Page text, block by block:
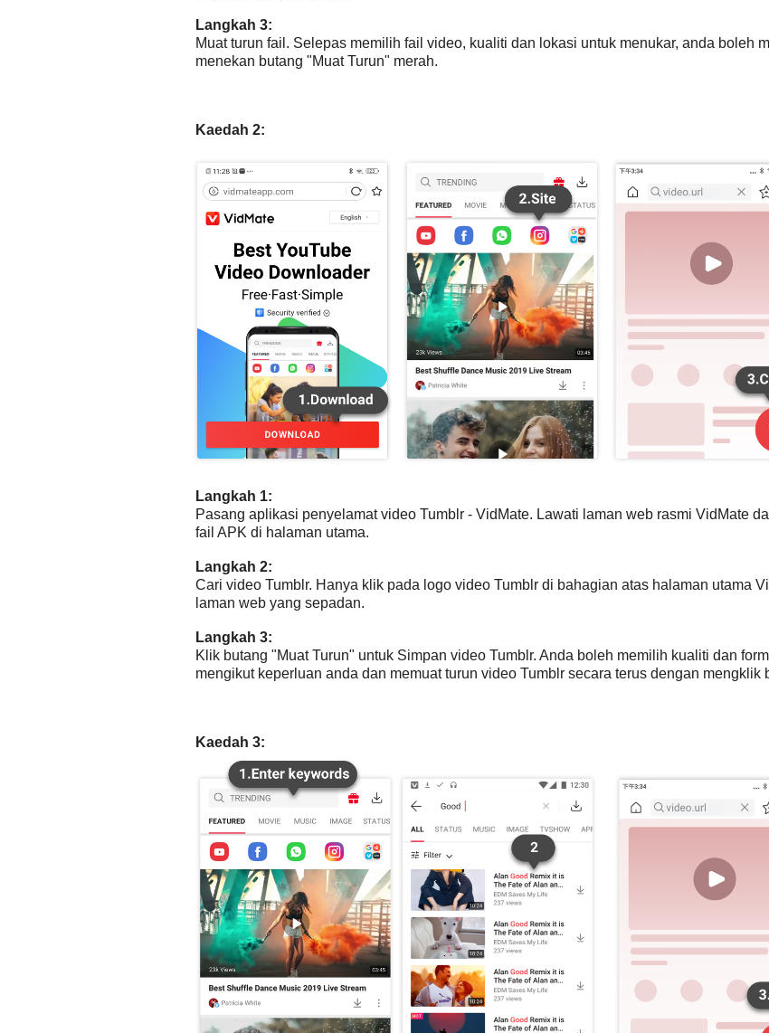
Langkah 3:
Muat turun fail. Selepas memilih fail video, kualiti dan lokasi untuk menukar, anda boleh
menekan butang "Muat Turun" merah.
Kaedah 2:
Langkah 1:
Pasang aplikasi penyelamat video Tumblr - VidMate. Lawati laman web rasmi VidMate
fail APK di halaman utama.
Langkah 2:
Cari video Tumblr. Hanya klik pada logo video Tumblr di bahagian atas halaman utama
laman web yang sepadan.
Langkah 3:
Klik butang "Muat Turun" untuk Simpan video Tumblr. Anda boleh memilih kualiti dan
mengikut keperluan anda dan memuat turun video Tumblr secara terus dengan mengklik
Kaedah 3: